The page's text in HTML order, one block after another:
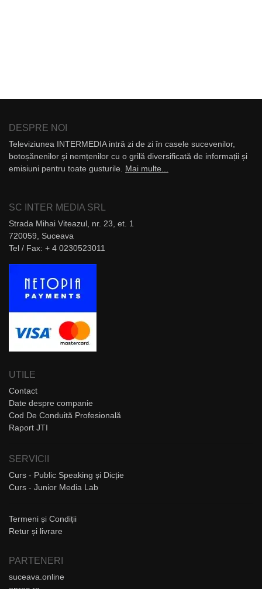
DESPRE NOI
Televiziunea INTERMEDIA intră zi de zi în casele sucevenilor,
botoșănenilor și nemțenilor cu o grilă diversificată de informații și
emisiuni pentru toate gusturile. Mai multe...
SC INTER MEDIA SRL
Strada Mihai Viteazul, nr. 23, et. 1
720059, Suceava
Tel / Fax: + 4 0230523011
UTILE
Contact
Date despre companie
Cod De Conduită Profesională
Raport JTI
SERVICII
Curs - Public Speaking și Dicție
Curs - Junior Media Lab
Termeni și Condiții
Retur și livrare
PARTENERI
suceava.online